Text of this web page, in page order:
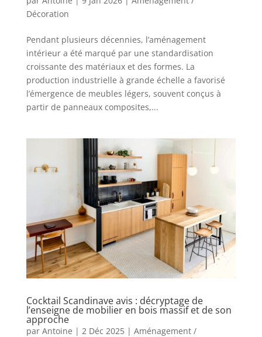
Décoration
Pendant plusieurs décennies, l’aménagement
intérieur a été marqué par une standardisation
croissante des matériaux et des formes. La
production industrielle à grande échelle a favorisé
l’émergence de meubles légers, souvent conçus à
partir de panneaux composites,...
Cocktail Scandinave avis : décryptage de
l’enseigne de mobilier en bois massif et de son
approche
par Antoine | 2 Déc 2025| Aménagement /